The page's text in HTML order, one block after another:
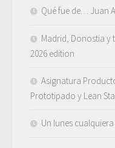
Qué fue de… Juan
Madrid, Donostia y
2026 edition
Asignatura
Prototipado y Lean
Un lunes